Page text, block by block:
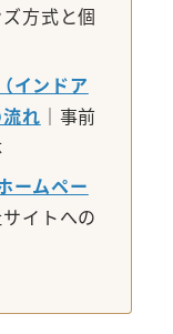
方式と個
インドア
れ ｜事前
ームペー
サイトへの